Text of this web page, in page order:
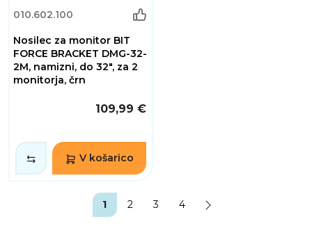
010.602.100
Nosilec za monitor BIT
FORCE BRACKET DMG-32-
2M, namizni, do 32", za 2
monitorja, črn
109,99 €
V košarico
1 2 3 4